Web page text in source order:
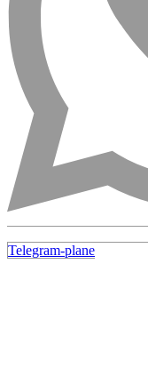
Telegram-plane